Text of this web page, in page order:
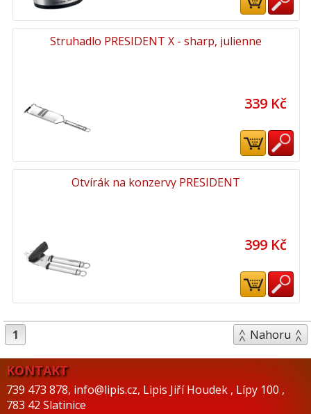
Struhadlo PRESIDENT X - sharp, julienne
339 Kč
Otvírák na konzervy PRESIDENT
399 Kč
1 Nahoru
KONTAKT
739 473 878, info@lipis.cz, Lipis Jiří Houdek , Lípy 100 ,
783 42 Slatinice